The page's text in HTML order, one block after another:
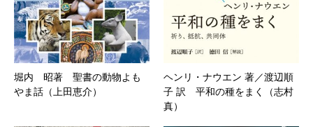
堀内 昭著 聖書の動物よも
やま話（上田恵介）
ヘンリ・ナウエン 著／渡辺順
子 訳 平和の種をまく（志村
真）